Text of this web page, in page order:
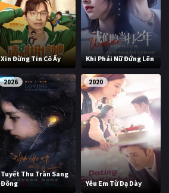
DramaTV
Trung Quốc - Hồng Kông
Nhật Bản
Việt Nam
Xin Đừng Tin Cô Ấy Khi Phái Nữ Đứng Lên
2026
Tuyết Thu Tràn Sang
Đông
2020
Yêu Em Từ Dạ Dày